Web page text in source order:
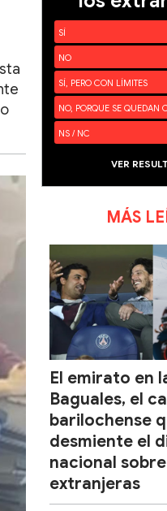
SÍ
NO
SÍ, PERO CON LÍMITES
NO, PORQUE SE QUEDAN
NS / NC
VER
MÁS
El emirato en
Baguales, el
barilochense
desmiente el
nacional
extranjeras